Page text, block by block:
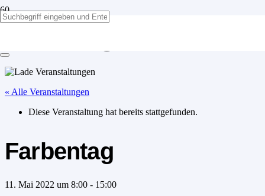
« Alle Veranstaltungen
Diese Veranstaltung hat bereits stattgefunden.
Farbentag
11. Mai 2022 um 8:00 - 15:00